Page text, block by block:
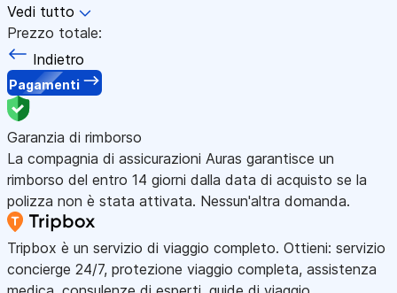
Vedi tutto
Prezzo totale:
Indietro
Pagamenti
Garanzia di rimborso
La compagnia di assicurazioni Auras garantisce un
rimborso del entro 14 giorni dalla data di acquisto se la
polizza non è stata attivata. Nessun'altra domanda.
Tripbox è un servizio di viaggio completo. Ottieni: servizio
concierge 24/7, protezione viaggio completa, assistenza